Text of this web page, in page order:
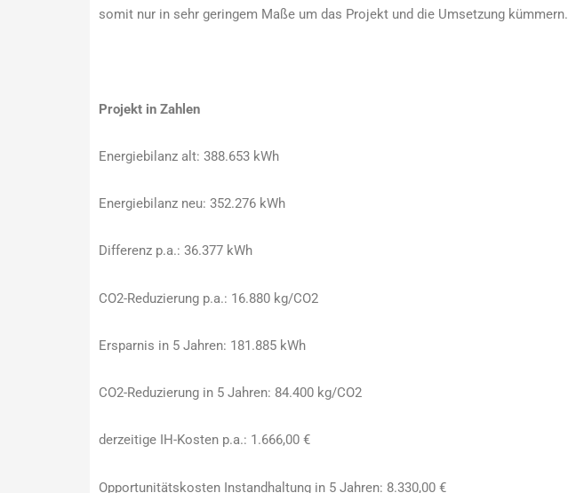
somit nur in sehr geringem Maße um das Projekt und die Umsetzung kümmern.
Projekt in Zahlen
Energiebilanz alt: 388.653 kWh
Energiebilanz neu: 352.276 kWh
Differenz p.a.: 36.377 kWh
CO2-Reduzierung p.a.: 16.880 kg/CO2
Ersparnis in 5 Jahren: 181.885 kWh
CO2-Reduzierung in 5 Jahren: 84.400 kg/CO2
derzeitige IH-Kosten p.a.: 1.666,00 €
Opportunitätskosten Instandhaltung in 5 Jahren: 8.330,00 €